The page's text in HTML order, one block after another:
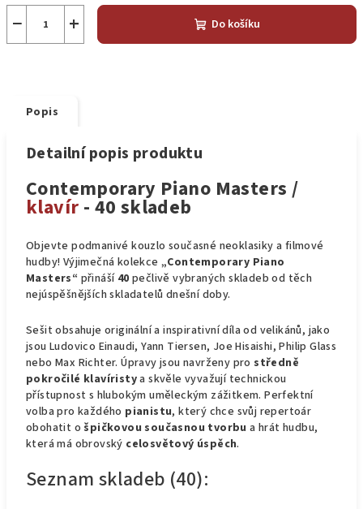
+
− Do košíku
Popis
Detailní popis produktu
Contemporary Piano Masters /
klavír - 40 skladeb
Objevte podmanivé kouzlo současné neoklasiky a filmové
hudby! Výjimečná kolekce „Contemporary Piano
Masters“ přináší 40 pečlivě vybraných skladeb od těch
nejúspěšnějších skladatelů dnešní doby.
Sešit obsahuje originální a inspirativní díla od velikánů, jako
jsou Ludovico Einaudi, Yann Tiersen, Joe Hisaishi, Philip Glass
nebo Max Richter. Úpravy jsou navrženy prostředně
pokročilé klavíristya skvěle vyvažují technickou
přístupnost s hlubokým uměleckým zážitkem. Perfektní
volba pro každého pianistu, který chce svůj repertoár
obohatit ošpičkovou současnou tvorbu a hrát hudbu,
která má obrovský celosvětový úspěch.
Seznam skladeb (40):